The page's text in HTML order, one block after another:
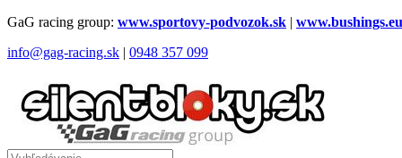
GaG racing group: www.sportovy-podvozok.sk | www.bushings.eu
info@gag-racing.sk | 0948 357 099